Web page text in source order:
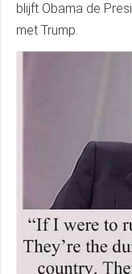
blijft Obama de
met Trump.